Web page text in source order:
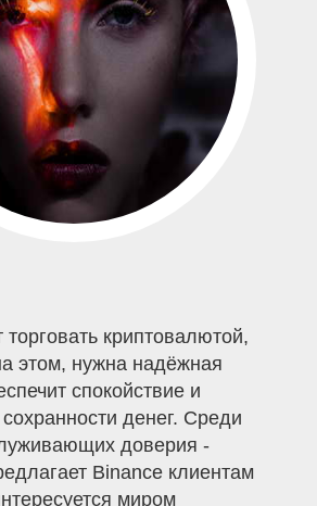
торговать криптовалютой,
этом, нужна надёжная
спокойствие и
денег. Среди
доверия -
Binance клиентам
миром